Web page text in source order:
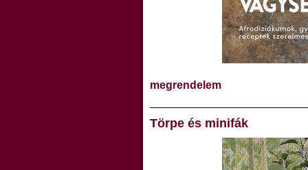
megrendelem
Törpe és minifák